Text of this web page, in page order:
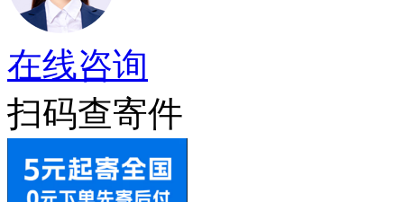
在线咨询
扫码查寄件